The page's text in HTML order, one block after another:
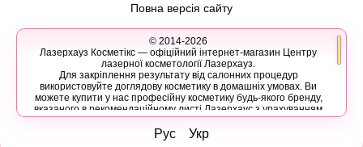
Повна версія сайту
© 2014-2026
Лазерхауз Косметікс — офіційний інтернет-магазин Центру
лазерної косметології Лазерхауз.
Для закріплення результату від салонних процедур
використовуйте доглядову косметику в домашніх умовах. Ви
можете купити у нас професійну косметику будь-якого бренду,
вказаного в рекомендаційному листі Лазерхаус з урахуванням
Ви також можете записатися на консультацію в Лазер Хауз до
косметолога, дерматолога, трихолога або іншого естетичного
Рус Укр